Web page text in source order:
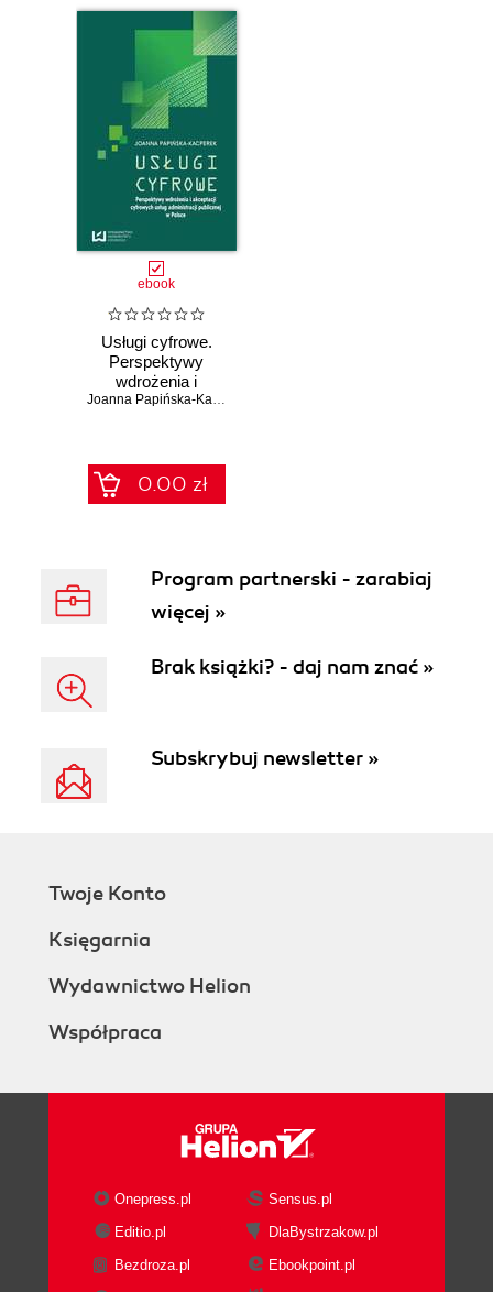
ebook
Usługi cyfrowe.
Perspektywy
wdrożenia i
akceptacji
publicznej w
Polsce
Joanna Papińska-Kacperek
0.00 zł
Program partnerski - zarabiaj
więcej »
Brak książki? - daj nam znać »
Subskrybuj newsletter »
Twoje Konto
Księgarnia
Wydawnictwo Helion
Współpraca
Onepress.pl
Sensus.pl
Editio.pl
DlaBystrzakow.pl
Bezdroza.pl
Ebookpoint.pl